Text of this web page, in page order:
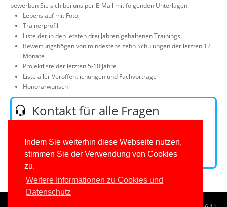
Indem Sie weiterhin diese Webseite nutzen,
stimmen Sie der Verwendung von Cookies
zu.
Weitere Informationen zu Cookies und
Datenschutz
Suche
bewerben Sie sich bei uns per E-Mail mit folgenden Unterlagen:
Lebenslauf mit Foto
Trainerprofil
Liste der in den letzten drei Jahren gehaltenen Trainings
Bewertungsbögen von mindestens zehn Schulungen der letzten 12
Monate
Projektliste der letzten 5-10 Jahre
Liste aller Veröffentlichungen und Fachvorträge
Honorarwunsch
Kontakt für alle Fragen
E-Mail:
Kontaktformular